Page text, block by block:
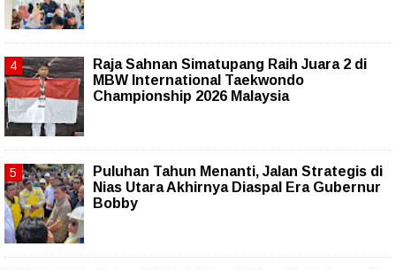
Raja Sahnan Simatupang Raih Juara 2 di
MBW International Taekwondo
Championship 2026 Malaysia
Puluhan Tahun Menanti, Jalan Strategis di
Nias Utara Akhirnya Diaspal Era Gubernur
Bobby